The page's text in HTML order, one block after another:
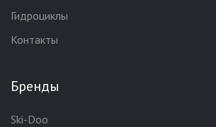
Гидроциклы
Контакты
Бренды
Ski-Doo